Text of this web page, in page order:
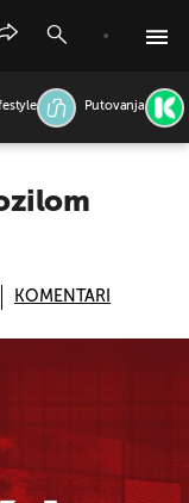
Putovanja
KOMENTARI